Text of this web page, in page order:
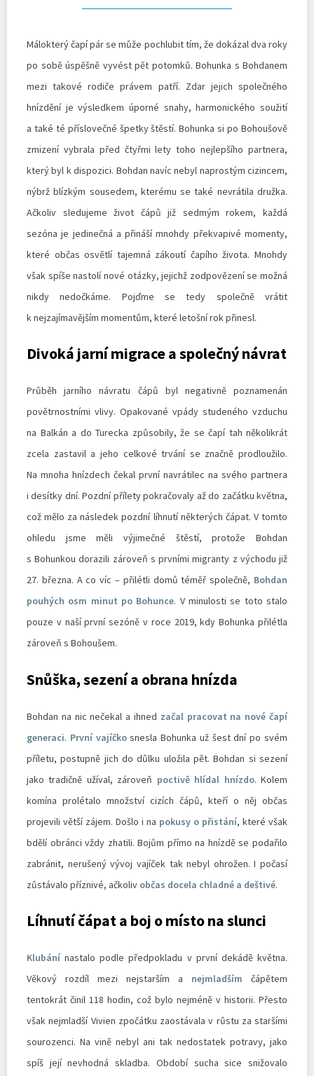
Málokterý čapí pár se může pochlubit tím, že dokázal dva roky
po sobě úspěšně vyvést pět potomků. Bohunka s Bohdanem
mezi takové rodiče právem patří. Zdar jejich společného
hnízdění je výsledkem úporné snahy, harmonického soužití
a také té příslovečné špetky štěstí. Bohunka si po Bohoušově
zmizení vybrala před čtyřmi lety toho nejlepšího partnera,
který byl k dispozici. Bohdan navíc nebyl naprostým cizincem,
nýbrž blízkým sousedem, kterému se také nevrátila družka.
Ačkoliv sledujeme život čápů již sedmým rokem, každá
sezóna je jedinečná a přináší mnohdy překvapivé momenty,
které občas osvětlí tajemná zákoutí čapího života. Mnohdy
však spíše nastolí nové otázky, jejichž zodpovězení se možná
nikdy nedočkáme. Pojďme se tedy společně vrátit
k nejzajímavějším momentům, které letošní rok přinesl.
Divoká jarní migrace a společný návrat
Průběh jarního návratu čápů byl negativně poznamenán
povětrnostními vlivy. Opakované vpády studeného vzduchu
na Balkán a do Turecka způsobily, že se čapí tah několikrát
zcela zastavil a jeho celkové trvání se značně prodloužilo.
Na mnoha hnízdech čekal první navrátilec na svého partnera
i desítky dní. Pozdní přílety pokračovaly až do začátku května,
což mělo za následek pozdní líhnutí některých čápat. V tomto
ohledu jsme měli výjimečné štěstí, protože Bohdan
s Bohunkou dorazili zároveň s prvními migranty z východu již
27. března. A co víc – přilétli domů téměř společně, Bohdan
pouhých osm minut po Bohunce. V minulosti se toto stalo
pouze v naší první sezóně v roce 2019, kdy Bohunka přilétla
zároveň s Bohoušem.
Snůška, sezení a obrana hnízda
Bohdan na nic nečekal a ihned začal pracovat na nové čapí
generaci. První vajíčkosnesla Bohunka už šest dní po svém
příletu, postupně jich do důlku uložila pět. Bohdan si sezení
jako tradičně užíval, zároveň poctivě hlídal hnízdo. Kolem
komína prolétalo množství cizích čápů, kteří o něj občas
projevili větší zájem. Došlo i na pokusy o přistání, které však
bdělí obránci vždy zhatili. Bojům přímo na hnízdě se podařilo
zabránit, nerušený vývoj vajíček tak nebyl ohrožen. I počasí
zůstávalo příznivé, ačkoliv občas docela chladné a deštivé.
Líhnutí čápat a boj o místo na slunci
Klubání nastalo podle předpokladu v první dekádě května.
Věkový rozdíl mezi nejstarším a nejmladším čápětem
tentokrát činil 118 hodin, což bylo nejméně v historii. Přesto
však nejmladší Vivien zpočátku zaostávala v růstu za staršími
sourozenci. Na vině nebyl ani tak nedostatek potravy, jako
spíš její nevhodná skladba. Období sucha sice snižovalo